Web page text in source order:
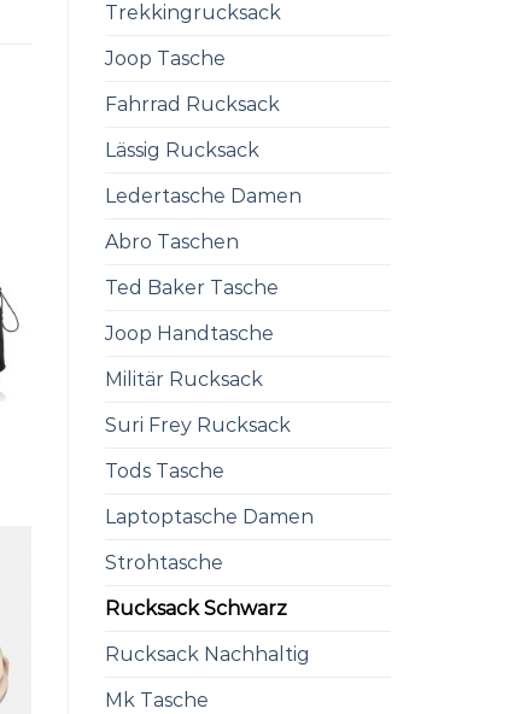
Trekkingrucksack
Joop Tasche
Fahrrad Rucksack
Lässig Rucksack
Ledertasche Damen
Abro Taschen
Ted Baker Tasche
Joop Handtasche
Militär Rucksack
Suri Frey Rucksack
Tods Tasche
Laptoptasche Damen
Strohtasche
Rucksack Schwarz
Rucksack Nachhaltig
Mk Tasche